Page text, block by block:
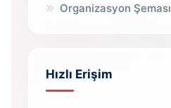
Organizasyon Şeması
Hızlı Erişim